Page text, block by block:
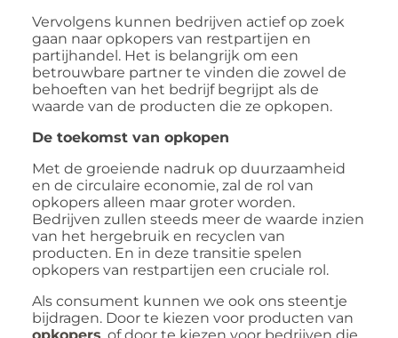
Vervolgens kunnen bedrijven actief op zoek
gaan naar opkopers van restpartijen en
partijhandel. Het is belangrijk om een
betrouwbare partner te vinden die zowel de
behoeften van het bedrijf begrijpt als de
waarde van de producten die ze opkopen.
De toekomst van opkopen
Met de groeiende nadruk op duurzaamheid
en de circulaire economie, zal de rol van
opkopers alleen maar groter worden.
Bedrijven zullen steeds meer de waarde inzien
van het hergebruik en recyclen van
producten. En in deze transitie spelen
opkopers van restpartijen een cruciale rol.
Als consument kunnen we ook ons steentje
bijdragen. Door te kiezen voor producten van